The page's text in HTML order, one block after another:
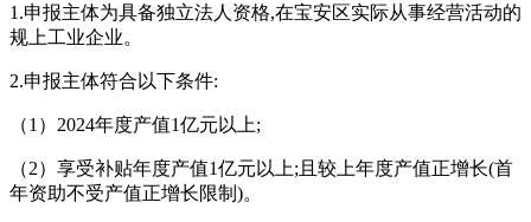
1.申报主体为具备独立法人资格,在宝安区实际从事经营活动的
规上工业企业。
2.申报主体符合以下条件:
（1）2024年度产值1亿元以上;
（2）享受补贴年度产值1亿元以上;且较上年度产值正增长(首
年资助不受产值正增长限制)。